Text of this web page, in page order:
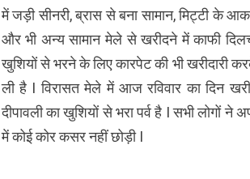
में जड़ी सीनरी, ब्रास से बना सामान, मिट्टी के
और भी अन्य सामान मेले से खरीदने में काफी
खुशियों से भरने के लिए कारपेट की भी खरीदारी
ली है I विरासत मेले में आज रविवार का दिन
दीपावली का खुशियों से भरा पर्व है I सभी लोगों
में कोई कोर कसर नहीं छोड़ी I